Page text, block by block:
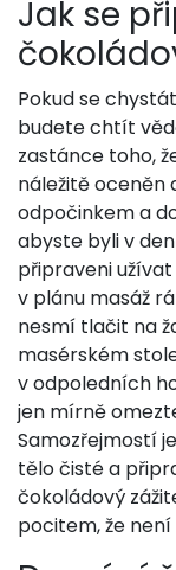
Jak se
Pokud se
budete chtít
zastánce toho,
náležitě oceněn
odpočinkem a
abyste byli v
připraveni
v plánu masáž
nesmí tlačit na
masérském
v odpoledních
jen mírně
Samozřejmostí
tělo čisté a
čokoládový
pocitem, že